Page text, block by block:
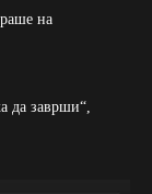
на
да заврши“,